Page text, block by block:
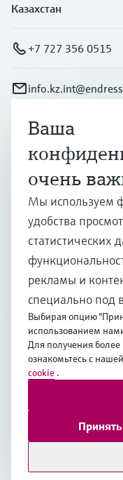
Казахстан
+7 727 356 0515
Продукты и услуги
Отрасли
Поддержка
Компания
CAS•Русский
Copyright ©
Выходные данные
Юридические
Ваша
очень
Мы используем
удобства
статистических
рекламы и
специально под
Выбирая опцию
использованием
Для получения
ознакомьтесь с нашей
cookie .